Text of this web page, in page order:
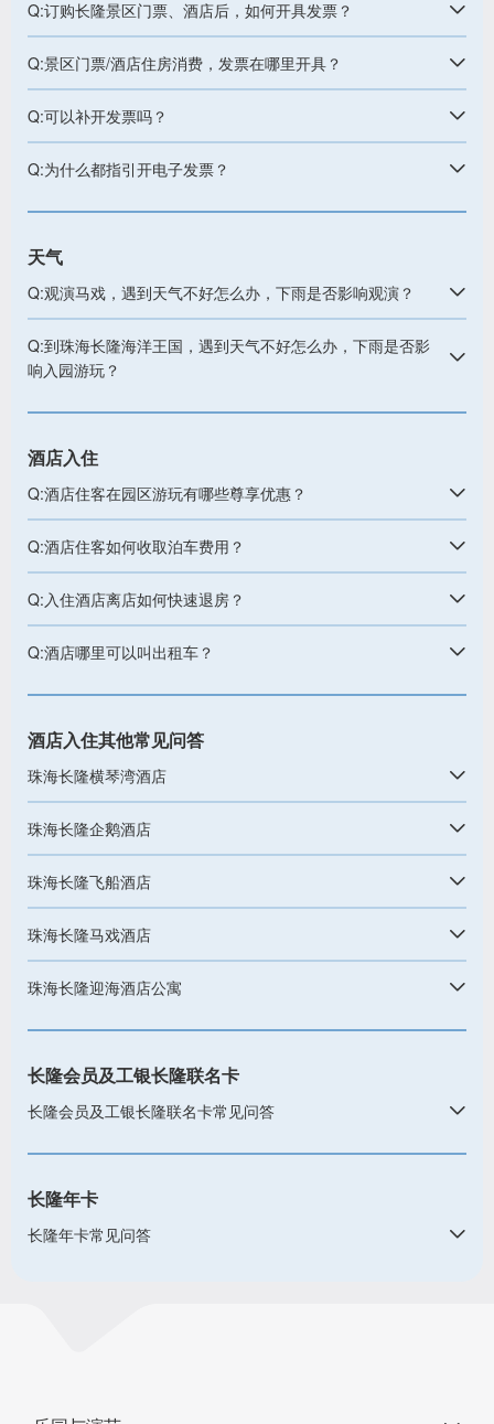
Q:订购长隆景区门票、酒店后，如何开具发票？
Q:景区门票/酒店住房消费，发票在哪里开具？
Q:可以补开发票吗？
Q:为什么都指引开电子发票？
天气
Q:观演马戏，遇到天气不好怎么办，下雨是否影响观演？
Q:到珠海长隆海洋王国，遇到天气不好怎么办，下雨是否影
响入园游玩？
酒店入住
Q:酒店住客在园区游玩有哪些尊享优惠？
Q:酒店住客如何收取泊车费用？
Q:入住酒店离店如何快速退房？
Q:酒店哪里可以叫出租车？
酒店入住其他常见问答
珠海长隆横琴湾酒店
珠海长隆企鹅酒店
珠海长隆飞船酒店
珠海长隆马戏酒店
珠海长隆迎海酒店公寓
长隆会员及工银长隆联名卡
长隆会员及工银长隆联名卡常见问答
长隆年卡
长隆年卡常见问答